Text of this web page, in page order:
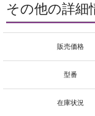
その他の詳細
販売価格
型番
在庫状況